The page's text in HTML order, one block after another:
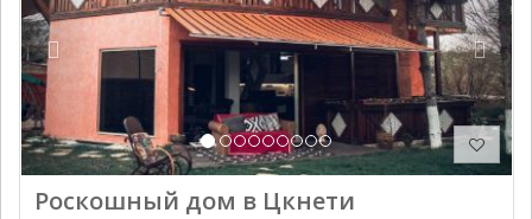
Роскошный дом в Цкнети